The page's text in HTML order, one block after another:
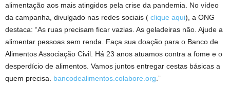
alimentação aos mais atingidos pela crise da pandemia. No vídeo
da campanha, divulgado nas redes sociais ( clique aqui), a ONG
destaca: “As ruas precisam ficar vazias. As geladeiras não. Ajude a
alimentar pessoas sem renda. Faça sua doação para o Banco de
Alimentos Associação Civil. Há 23 anos atuamos contra a fome e o
desperdício de alimentos. Vamos juntos entregar cestas básicas a
quem precisa. bancodealimentos.colabore.org .”